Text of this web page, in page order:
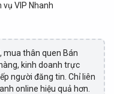
vụ VIP Nhanh
mua thân quen Bán
kinh doanh trực
người đăng tin. Chỉ liên
online hiệu quả hơn.